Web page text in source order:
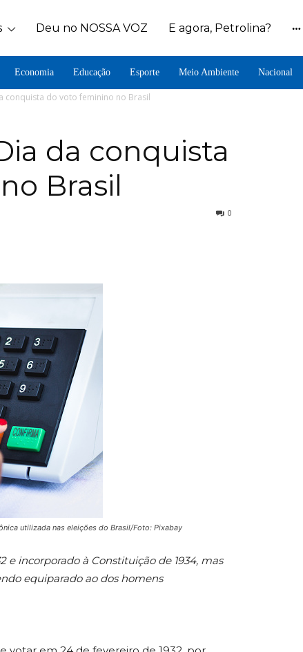
Deu no NOSSA VOZ E agora, Petrolina?
Economia Educação Esporte Meio Ambiente Nacional
conquista do voto feminino no Brasil
da conquista
Brasil
0
utilizada nas eleições do Brasil/Foto: Pixabay
e incorporado à Constituição de 1934, mas
equiparado ao dos homens